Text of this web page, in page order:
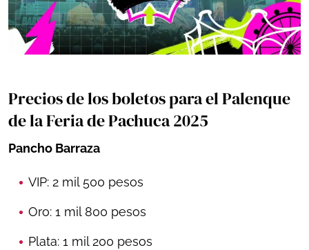
Precios de los boletos para el Palenque
de la Feria de Pachuca 2025
Pancho Barraza
VIP: 2 mil 500 pesos
Oro: 1 mil 800 pesos
Plata: 1 mil 200 pesos